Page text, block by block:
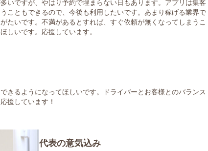
いですが、やはり予約で埋まらない日もあります。アプリは集客
こともできるので、今後も利用したいです。あまり稼げる業界で
たいです。不満があるとすれば、すぐ依頼が無くなってしまうこ
しいです。応援しています。
きるようになってほしいです。ドライバーとお客様とのバランス
援しています！
代表の意気込み